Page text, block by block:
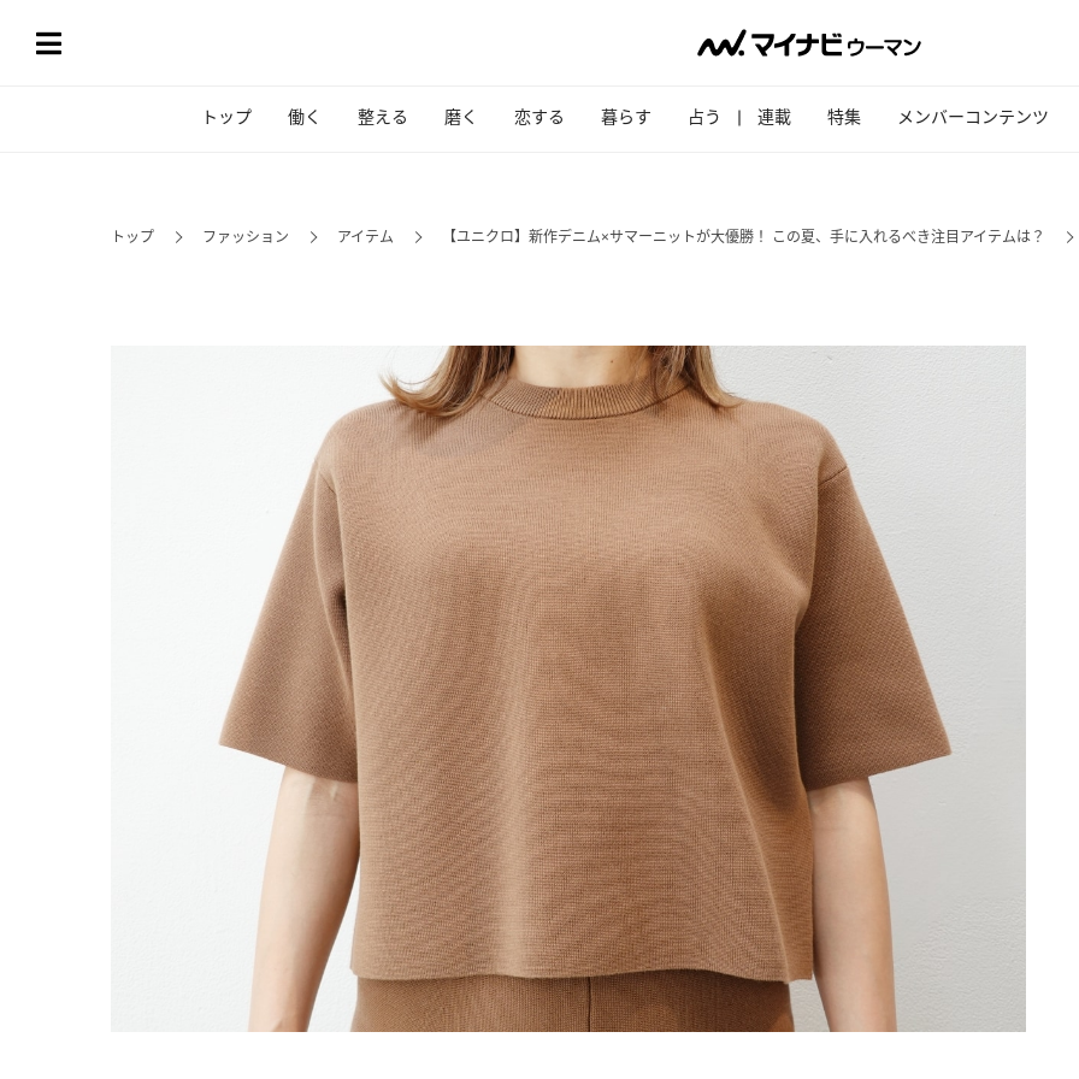
トップ 働く 整える 磨く 恋する 暮らす 占う 連載 特集 メンバーコンテンツ
トップ ファッション アイテム 【ユニクロ】新作デニム×サマーニットが大優勝！ この夏、手に入れるべき注目アイテムは？